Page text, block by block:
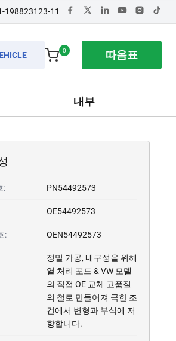
198823123-11
0 따옴표
내부
: PN54492573
OE54492573
: OEN54492573
정밀 가공, 내구성을 위해
열 처리 포드 & VW 모델
의 직접 OE 교체 고품질
의 철로 만들어져 극한 조
건에서 변형과 부식에 저
항합니다.